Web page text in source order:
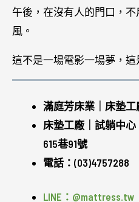
午後，在沒有人的門口，
風。
這不是一場電影一場夢，
滿庭芳床業｜床墊工
床墊工廠｜試躺中
615巷91號
電話：(03)4757288
LINE：@mattress.tw